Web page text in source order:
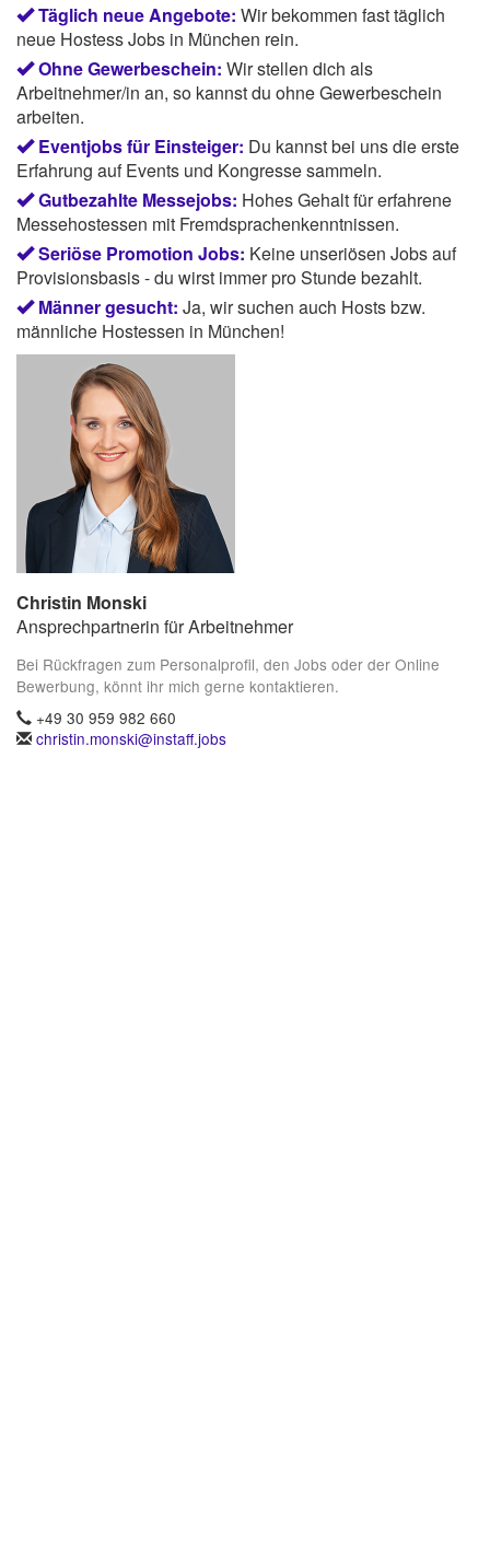
Täglich neue Angebote: Wir bekommen fast täglich
neue Hostess Jobs in München rein.
Ohne Gewerbeschein: Wir stellen dich als
Arbeitnehmer/in an, so kannst du ohne Gewerbeschein
arbeiten.
Eventjobs für Einsteiger: Du kannst bei uns die erste
Erfahrung auf Events und Kongresse sammeln.
Gutbezahlte Messejobs: Hohes Gehalt für erfahrene
Messehostessen mit Fremdsprachenkenntnissen.
Seriöse Promotion Jobs: Keine unseriösen Jobs auf
Provisionsbasis - du wirst immer pro Stunde bezahlt.
Männer gesucht: Ja, wir suchen auch Hosts bzw.
männliche Hostessen in München!
Christin Monski
Ansprechpartnerin für Arbeitnehmer
Bei Rückfragen zum Personalprofil, den Jobs oder der Online
Bewerbung, könnt ihr mich gerne kontaktieren.
+49 30 959 982 660
christin.monski@instaff.jobs